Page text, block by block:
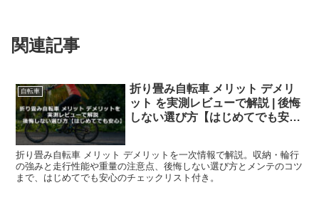
関連記事
自転車
折り畳み自転車 メリット デメリ
ット を実測レビューで解説 | 後悔
しない選び方【はじめてでも安
折り畳み自転車 メリット デメリットを一次情報で解説。収納・輪行
の強みと走行性能や重量の注意点、後悔しない選び方とメンテのコツ
まで、はじめてでも安心のチェックリスト付き。